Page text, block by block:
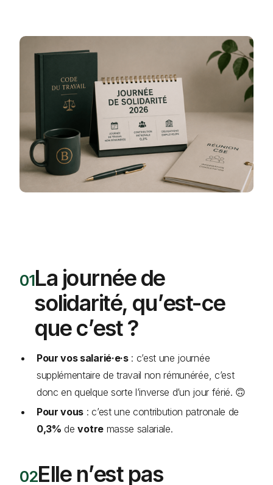
La journée de
solidarité, qu’est-ce
que c’est ?
Pour vos salarié·e·s: c’est une journée
supplémentaire de travail non rémunérée, c’est
donc en quelque sorte l’inverse d’un jour férié. 🙃
Pour vous : c’est une contribution patronale de
0,3% devotremasse salariale.
Elle n’est pas